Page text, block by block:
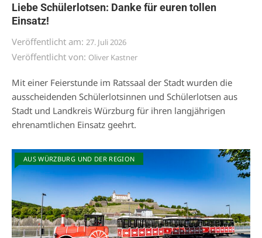
Liebe Schülerlotsen: Danke für euren tollen
Einsatz!
Veröffentlicht am: 27. Juli 2026
Veröffentlicht von: Oliver Kastner
Mit einer Feierstunde im Ratssaal der Stadt wurden die
ausscheidenden Schülerlotsinnen und Schülerlotsen aus
Stadt und Landkreis Würzburg für ihren langjährigen
ehrenamtlichen Einsatz geehrt.
AUS WÜRZBURG UND DER REGION